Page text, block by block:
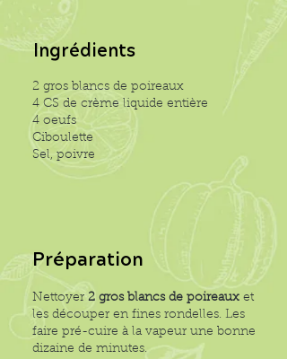
Ingrédients
2 gros blancs de poireaux
4 CS de crème liquide entière
4 oeufs
Ciboulette
Sel, poivre
Préparation
Nettoyer 2 gros blancs de poireaux et
les découper en fines rondelles. Les
faire pré-cuire à la vapeur une bonne
dizaine de minutes.